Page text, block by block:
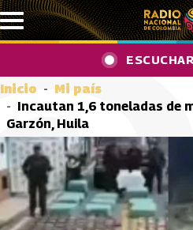
Pasar al contenido principal
Inicio
Mi país
Incautan 1,6 toneladas de
Garzón, Huila